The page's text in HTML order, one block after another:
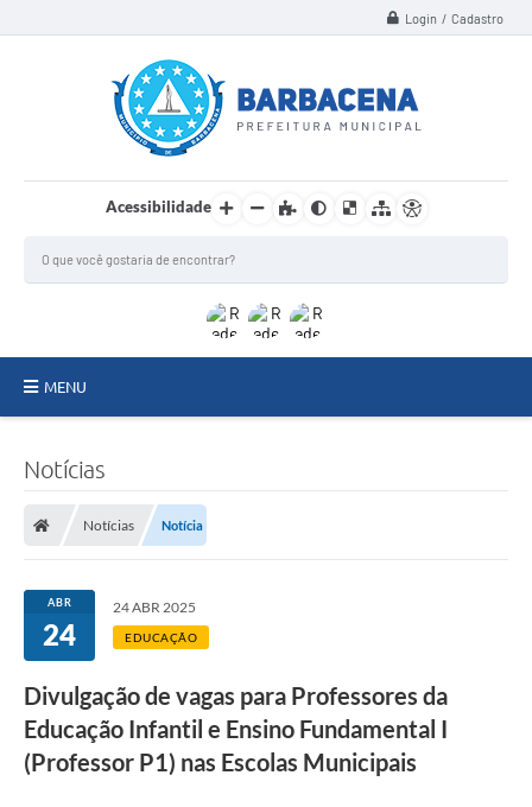
Login / Cadastro
Acessibilidade
MENU
Meio Ambiente
Ouvidoria
Serviços
Visite Barbacena
Notícias
Notícias Notícia
ABR
24
24 ABR 2025
EDUCAÇÃO
Divulgação de vagas para Professores da
Educação Infantil e Ensino Fundamental I
(Professor P1) nas Escolas Municipais